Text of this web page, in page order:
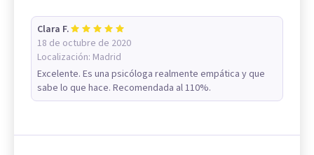
Clara F.
18 de octubre de 2020
Localización: Madrid
Excelente. Es una psicóloga realmente empática y que
sabe lo que hace. Recomendada al 110%.